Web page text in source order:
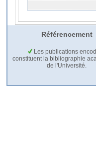
Référencement
Les publications
constituent la bibliographie
de l'Université.